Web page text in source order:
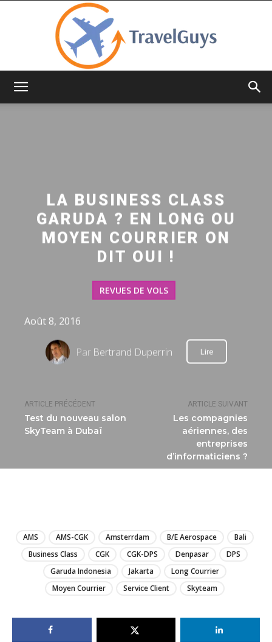
ARTICLE PRÉCÉDENT
Test du nouveau salon
SkyTeam à Dubaï
ARTICLE SUIVANT
Les compagnies
aériennes, des
entreprises
d’informaticiens ?
LA BUSINESS CLASS
GARUDA ? EN LONG OU
MOYEN COURRIER ON
DIT OUI !
REVUES DE VOLS
Août 8, 2016
Par Bertrand Duperrin Lire
AMS AMS-CGK Amsterrdam B/E Aerospace
Bali
Business Class
CGK CGK-DPS Denpasar
DPS
Garuda Indonesia
Jakarta
Long Courrier
Moyen Courrier
Service Client Skyteam